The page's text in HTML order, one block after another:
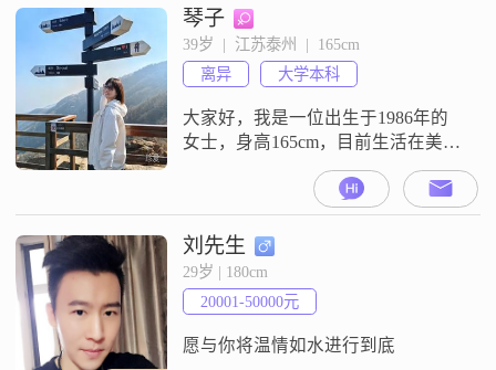
西都可以跟你讲，直接打明牌不兜
圈子。他们玩的就是阳谋，以本色
示人。只筛选、不纠缠、打明牌是
他们的九字行事准则。极度坦诚的
背后是无坚不摧，我真诚，你随
意。我是你
琴子
39岁  |  江苏泰州  |  165cm
离异
大学本科
大家好，我是一位出生于1986年的
女士，身高165cm，目前生活在美丽
的泰州##3002##我拥有大学本科学
历，在一家不错的公司工作，月收
入在5001到8000元之间##3002##我
对生活充满热情，始终保持乐观积
极的态度，无论遇到什么困难，都
能以平和的心态去面对##3002##我
认为自己最大的特点是富有同理
心，善于理
刘先生
29岁 | 180cm
20001-50000元
愿与你将温情如水进行到底